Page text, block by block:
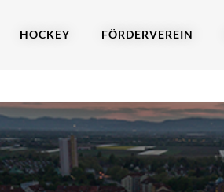
HOCKEY FÖRDERVEREIN